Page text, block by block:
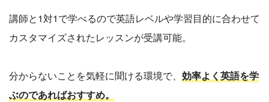
講師と1対1で学べるので英語レベルや学習目的に合わせて
カスタマイズされたレッスンが受講可能。
分からないことを気軽に聞ける環境で、 効率よく英語を学
ぶのであればおすすめ。